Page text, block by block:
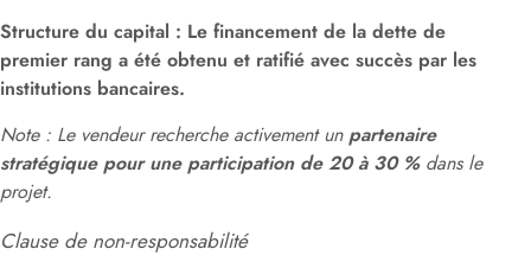
Structure du capital : Le financement de la dette de
premier rang a été obtenu et ratifié avec succès par les
institutions bancaires.
Note : Le vendeur recherche activement unpartenaire
stratégique pour une participation de 20 à 30 %dans le
projet.
Clause de non-responsabilité